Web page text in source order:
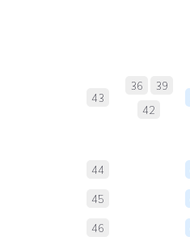
43
36
39
42
44
45
46